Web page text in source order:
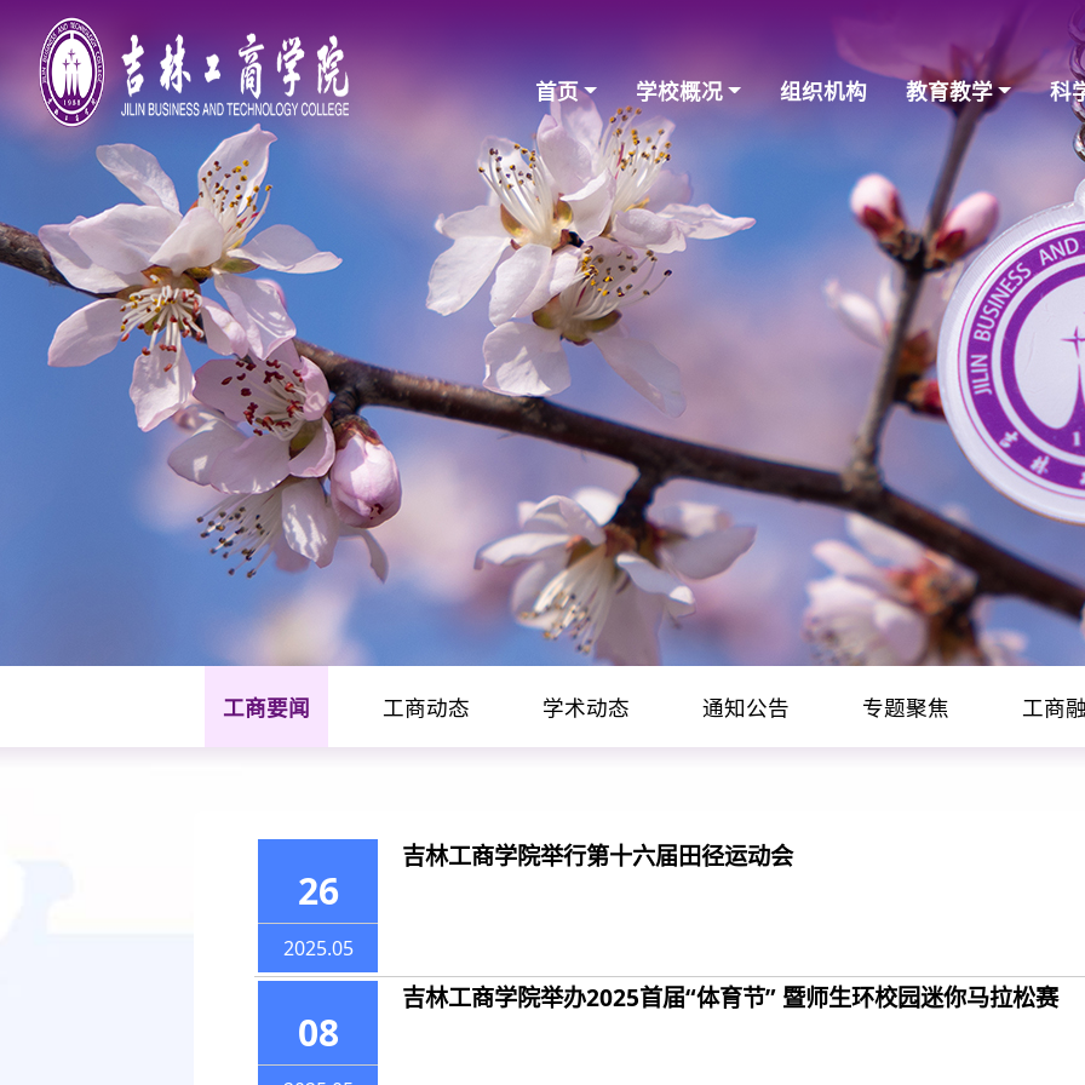
首页 学校概况 组织机构 教育教学 科
工商要闻
工商要闻 工商动态 学术动态 通知公告 专题聚焦 工商
26
2025.05
吉林工商学院举行第十六届田径运动会
08
吉林工商学院举办2025首届“体育节” 暨师生环校园迷你马拉松赛